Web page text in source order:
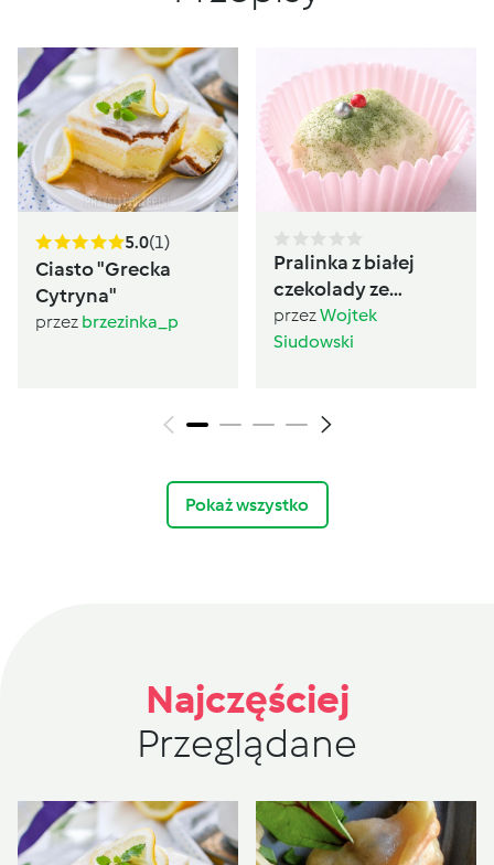
5.0(1)
Ciasto "Grecka
Cytryna"
przez brzezinka_p
Pralinka z białej
czekolady ze
śledziem, RÓŻOWA
PERŁA BAŁTYKU
przezWojtek
Siudowski
Pokaż wszystko
Najczęściej
Przeglądane